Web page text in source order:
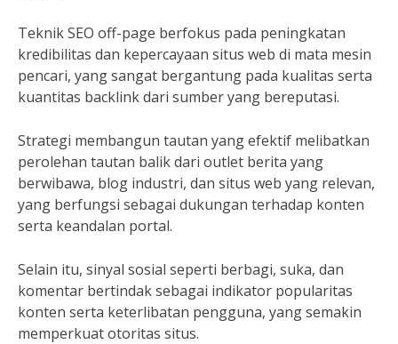
Teknik SEO off-page berfokus pada peningkatan
kredibilitas dan kepercayaan situs web di mata mesin
pencari, yang sangat bergantung pada kualitas serta
kuantitas backlink dari sumber yang bereputasi.
Strategi membangun tautan yang efektif melibatkan
perolehan tautan balik dari outlet berita yang
berwibawa, blog industri, dan situs web yang relevan,
yang berfungsi sebagai dukungan terhadap konten
serta keandalan portal.
Selain itu, sinyal sosial seperti berbagi, suka, dan
komentar bertindak sebagai indikator popularitas
konten serta keterlibatan pengguna, yang semakin
memperkuat otoritas situs.